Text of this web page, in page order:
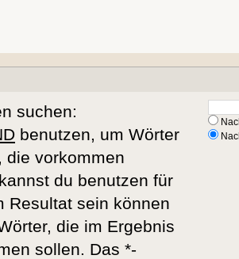
suchen:
benutzen, um Wörter
die vorkommen
kannst du benutzen für
Resultat sein können
die im Ergebnis
sollen. Das *-